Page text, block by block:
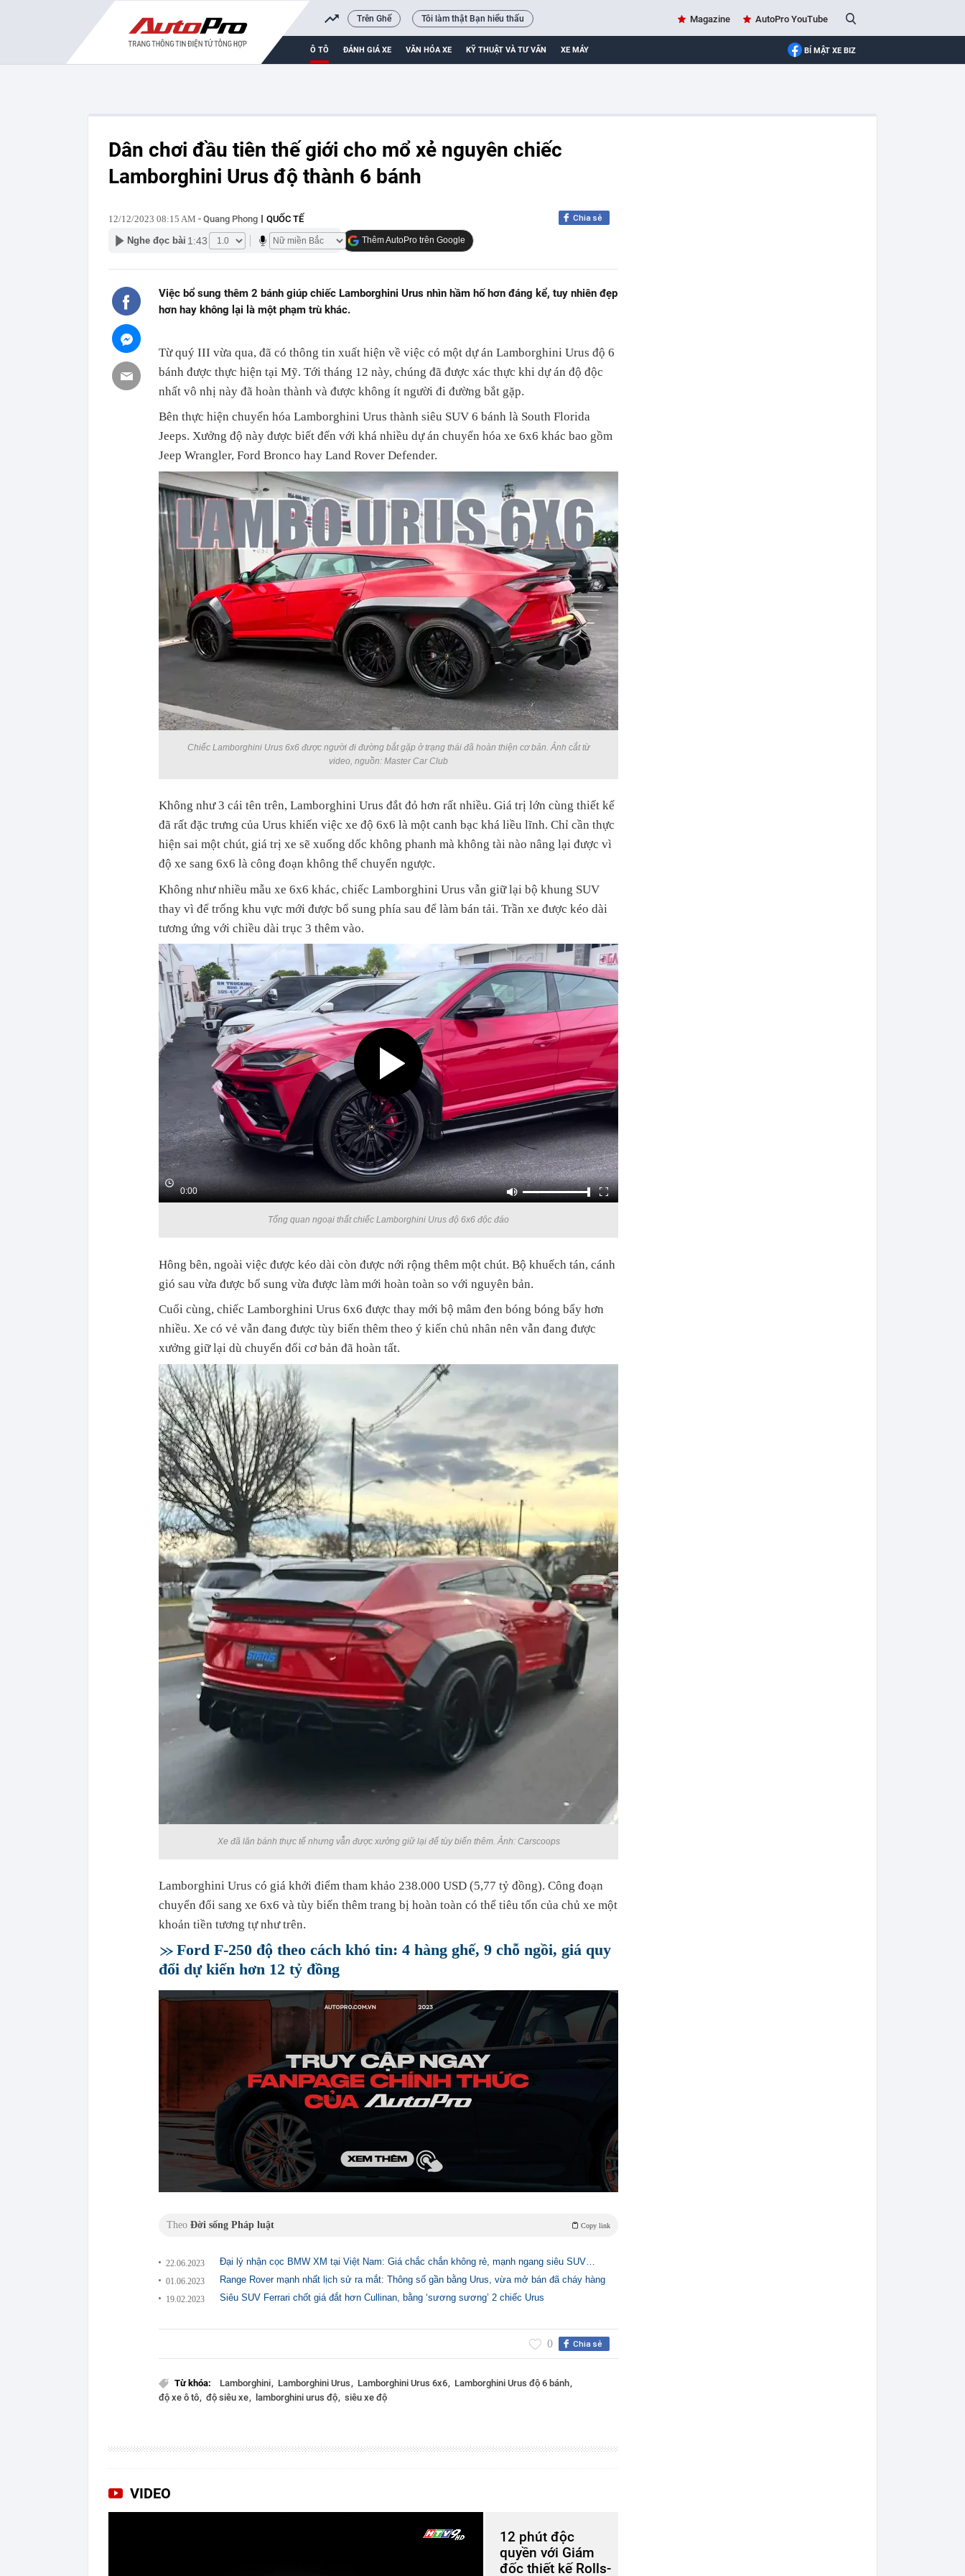
Trên Ghế Tôi làm thật Bạn hiểu thấu Magazine AutoPro YouTube
Ô TÔ ĐÁNH GIÁ XE VĂN HÓA XE KỸ THUẬT VÀ TƯ VẤN XE MÁY BÍ MẬT XE BIZ
Dân chơi đầu tiên thế giới cho mổ xẻ nguyên chiếc
Lamborghini Urus độ thành 6 bánh
12/12/2023 08:15 AM - Quang Phong QUỐC TẾ Chia sẻ
Thêm AutoPro trên Google
Nghe đọc bài 1:43
Việc bổ sung thêm 2 bánh giúp chiếc Lamborghini Urus nhìn hầm hố hơn đáng kể, tuy nhiên đẹp
hơn hay không lại là một phạm trù khác.
Từ quý III vừa qua, đã có thông tin xuất hiện về việc có một dự án Lamborghini Urus độ 6
bánh được thực hiện tại Mỹ. Tới tháng 12 này, chúng đã được xác thực khi dự án độ độc
nhất vô nhị này đã hoàn thành và được không ít người đi đường bắt gặp.
Bên thực hiện chuyển hóa Lamborghini Urus thành siêu SUV 6 bánh là South Florida
Jeeps. Xưởng độ này được biết đến với khá nhiều dự án chuyển hóa xe 6x6 khác bao gồm
Jeep Wrangler, Ford Bronco hay Land Rover Defender.
Chiếc Lamborghini Urus 6x6 được người đi đường bắt gặp ở trạng thái đã hoàn thiện cơ bản. Ảnh cắt từ
video, nguồn: Master Car Club
Không như 3 cái tên trên, Lamborghini Urus đắt đỏ hơn rất nhiều. Giá trị lớn cùng thiết kế
đã rất đặc trưng của Urus khiến việc xe độ 6x6 là một canh bạc khá liều lĩnh. Chỉ cần thực
hiện sai một chút, giá trị xe sẽ xuống dốc không phanh mà không tài nào nâng lại được vì
độ xe sang 6x6 là công đoạn không thể chuyển ngược.
Không như nhiều mẫu xe 6x6 khác, chiếc Lamborghini Urus vẫn giữ lại bộ khung SUV
thay vì để trống khu vực mới được bổ sung phía sau để làm bán tải. Trần xe được kéo dài
tương ứng với chiều dài trục 3 thêm vào.
0:00
Tổng quan ngoại thất chiếc Lamborghini Urus độ 6x6 độc đáo
Hông bên, ngoài việc được kéo dài còn được nới rộng thêm một chút. Bộ khuếch tán, cánh
gió sau vừa được bổ sung vừa được làm mới hoàn toàn so với nguyên bản.
Cuối cùng, chiếc Lamborghini Urus 6x6 được thay mới bộ mâm đen bóng bóng bẩy hơn
nhiều. Xe có vẻ vẫn đang được tùy biến thêm theo ý kiến chủ nhân nên vẫn đang được
xưởng giữ lại dù chuyển đổi cơ bản đã hoàn tất.
Xe đã lăn bánh thực tế nhưng vẫn được xưởng giữ lại để tùy biến thêm. Ảnh: Carscoops
Lamborghini Urus có giá khởi điểm tham khảo 238.000 USD (5,77 tỷ đồng). Công đoạn
chuyển đổi sang xe 6x6 và tùy biến thêm trang bị hoàn toàn có thể tiêu tốn của chủ xe một
khoản tiền tương tự như trên.
Ford F-250 độ theo cách khó tin: 4 hàng ghế, 9 chỗ ngồi, giá quy
đổi dự kiến hơn 12 tỷ đồng
Theo Đời sống Pháp luật Copy link
22.06.2023 Đại lý nhận cọc BMW XM tại Việt Nam: Giá chắc chắn không rẻ, mạnh ngang siêu SUV…
01.06.2023 Range Rover mạnh nhất lịch sử ra mắt: Thông số gần bằng Urus, vừa mở bán đã cháy hàng
19.02.2023 Siêu SUV Ferrari chốt giá đắt hơn Cullinan, bằng ‘sương sương’ 2 chiếc Urus
Chia sẻ
0
Từ khóa: Lamborghini Lamborghini Urus Lamborghini Urus 6x6 Lamborghini Urus độ 6 bánh
độ xe ô tô độ siêu xe lamborghini urus độ siêu xe độ
VIDEO
12 phút độc
quyền với Giám
đốc thiết kế Rolls-